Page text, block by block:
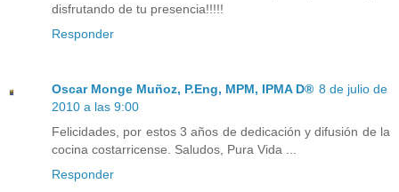
disfrutando de tu presencia!!!!!
Responder
Oscar Monge Muñoz, P.Eng, MPM, IPMA D® 8 de julio de
2010 a las 9:00
Felicidades, por estos 3 años de dedicación y difusión de la
cocina costarricense. Saludos, Pura Vida ...
Responder